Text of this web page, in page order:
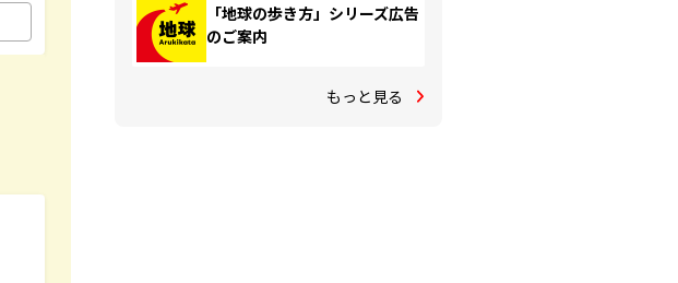
「地球の歩き方」シリーズ広告
のご案内
もっと見る